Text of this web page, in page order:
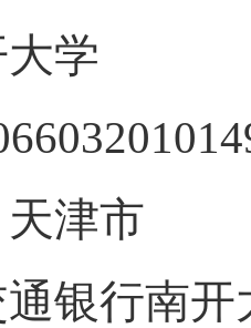
学
津市
银行南开